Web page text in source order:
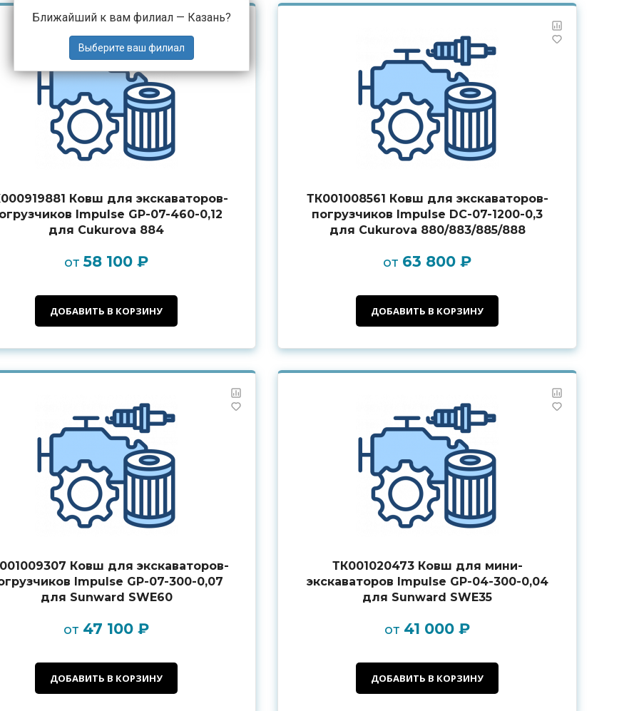
Ближайший к вам филиал — Казань?
Ковш для экскаваторов-
Impulse GP-07-460-0,12
для Cukurova 884
от58 100 ₽
ДОБАВИТЬ В КОРЗИНУ
ТК001008561 Ковш для экскаваторов-
погрузчиков Impulse DC-07-1200-0,3
для Cukurova 880/883/885/888
от 63 800 ₽
ДОБАВИТЬ В КОРЗИНУ
Ковш для экскаваторов-
Impulse GP-07-300-0,07
для Sunward SWE60
от 47 100 ₽
ДОБАВИТЬ В КОРЗИНУ
ТК001020473 Ковш для мини-
экскаваторов Impulse GP-04-300-0,04
для Sunward SWE35
от 41 000 ₽
ДОБАВИТЬ В КОРЗИНУ